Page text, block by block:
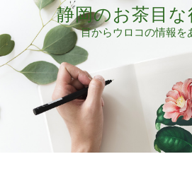
テ
ン
ツ
キ
静岡のお茶目
目からウロコの情報を